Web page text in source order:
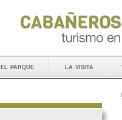
el parque la visita